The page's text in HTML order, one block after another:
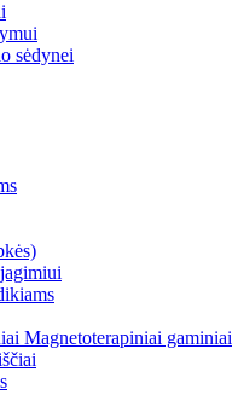
sėdynei
Magnetoterapiniai gaminiai